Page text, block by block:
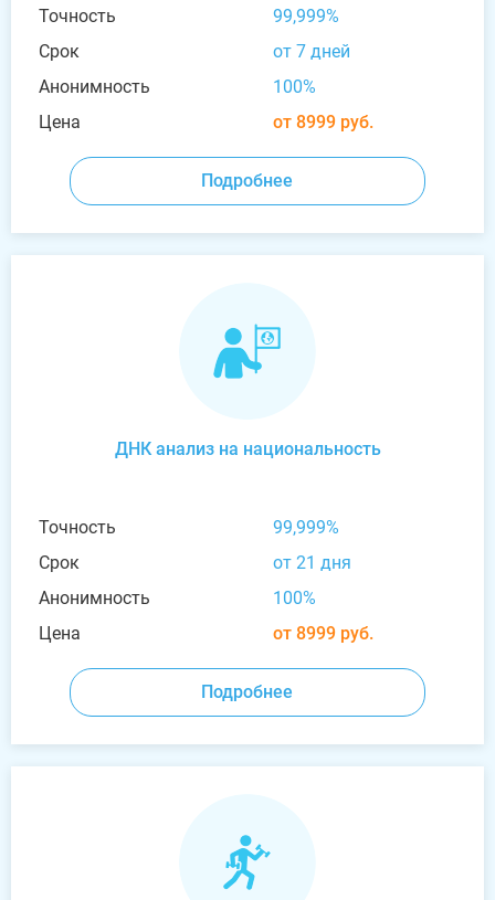
Точность
99,999%
Срок
от 7 дней
Анонимность
100%
Цена
от 8999 руб.
Подробнее
ДНК анализ на национальность
Точность
99,999%
Срок
от 21 дня
Анонимность
100%
Цена
от 8999 руб.
Подробнее